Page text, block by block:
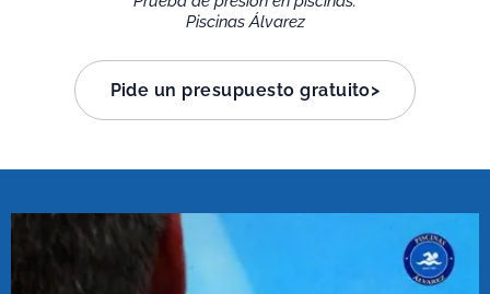
Piscinas Álvarez
Pide un presupuesto gratuito>